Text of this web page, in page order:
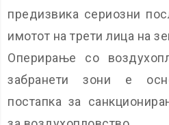
предизвика сериозни
имотот на трети лица на
Оперирање со
забранети зони е
постапка за